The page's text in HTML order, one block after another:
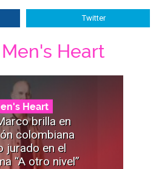
Twitter
Heart
Heart
brilla en
colombiana
jurado en el
“A otro nivel”